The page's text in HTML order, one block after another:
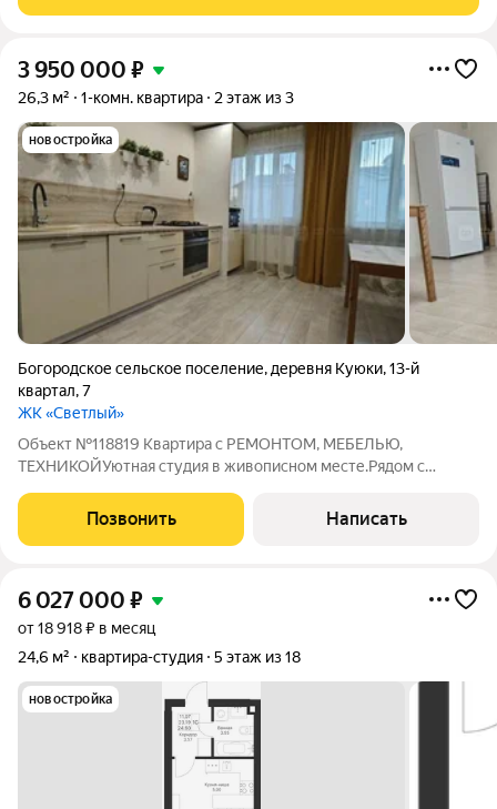
3 950 000 ₽
26,3 м² 1-комн. квартира 2 этаж из 3
новостройка
Богородское сельское поселение, деревня Куюки,13-й
квартал,7
ЖК «Светлый»
Объект №118819 Квартира с РЕМОНТОМ, МЕБЕЛЬЮ,
ТЕХНИКОЙУютная студия в живописном месте.Рядом с
детские площадки во дворе. В квартире сделан качественный
ремонт. Остается мебель, кухонный гарнитур.
Позвонить Написать
6 027 000 ₽
от 18 918 ₽ в месяц
24,6 м²
квартира-студия 5 этаж из 18
новостройка